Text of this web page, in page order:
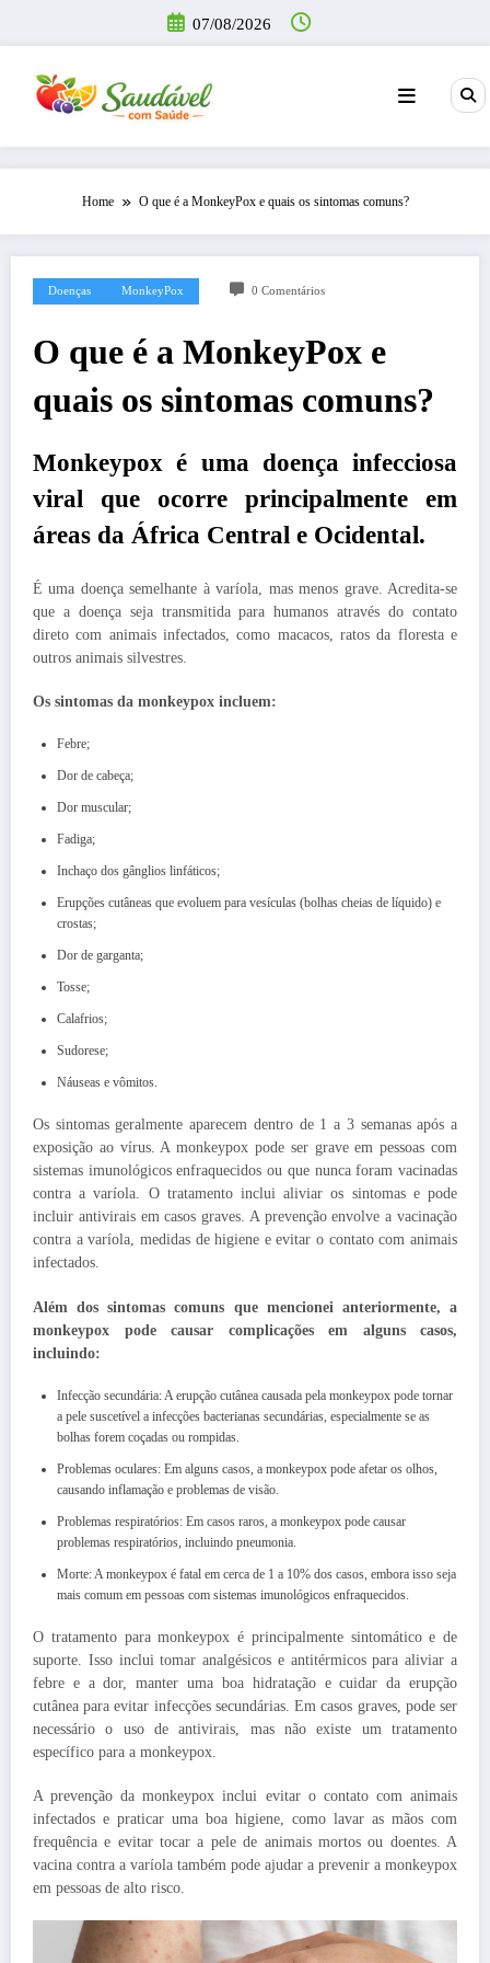
o
conteúdo
07/08/2026
Home O que é a MonkeyPox e quais os sintomas comuns?
Doenças MonkeyPox 0 Comentários
O que é a MonkeyPox e
quais os sintomas comuns?
Monkeypox é uma doença infecciosa
viral que ocorre principalmente em
áreas da África Central e Ocidental.
É uma doença semelhante à varíola, mas menos grave. Acredita-se
que a doença seja transmitida para humanos através do contato
direto com animais infectados, como macacos, ratos da floresta e
outros animais silvestres.
Os sintomas da monkeypox incluem:
Febre;
Dor de cabeça;
Dor muscular;
Fadiga;
Inchaço dos gânglios linfáticos;
Erupções cutâneas que evoluem para vesículas (bolhas cheias de líquido) e
crostas;
Dor de garganta;
Tosse;
Calafrios;
Sudorese;
Náuseas e vômitos.
Os sintomas geralmente aparecem dentro de 1 a 3 semanas após a
exposição ao vírus. A monkeypox pode ser grave em pessoas com
sistemas imunológicos enfraquecidos ou que nunca foram vacinadas
contra a varíola. O tratamento inclui aliviar os sintomas e pode
incluir antivirais em casos graves. A prevenção envolve a vacinação
contra a varíola, medidas de higiene e evitar o contato com animais
infectados.
Além dos sintomas comuns que mencionei anteriormente, a
monkeypox pode causar complicações em alguns casos,
incluindo:
Infecção secundária: A erupção cutânea causada pela monkeypox pode tornar
a pele suscetível a infecções bacterianas secundárias, especialmente se as
bolhas forem coçadas ou rompidas.
Problemas oculares: Em alguns casos, a monkeypox pode afetar os olhos,
causando inflamação e problemas de visão.
Problemas respiratórios: Em casos raros, a monkeypox pode causar
problemas respiratórios, incluindo pneumonia.
Morte: A monkeypox é fatal em cerca de 1 a 10% dos casos, embora isso seja
mais comum em pessoas com sistemas imunológicos enfraquecidos.
O tratamento para monkeypox é principalmente sintomático e de
suporte. Isso inclui tomar analgésicos e antitérmicos para aliviar a
febre e a dor, manter uma boa hidratação e cuidar da erupção
cutânea para evitar infecções secundárias. Em casos graves, pode ser
necessário o uso de antivirais, mas não existe um tratamento
específico para a monkeypox.
A prevenção da monkeypox inclui evitar o contato com animais
infectados e praticar uma boa higiene, como lavar as mãos com
frequência e evitar tocar a pele de animais mortos ou doentes. A
vacina contra a varíola também pode ajudar a prevenir a monkeypox
em pessoas de alto risco.